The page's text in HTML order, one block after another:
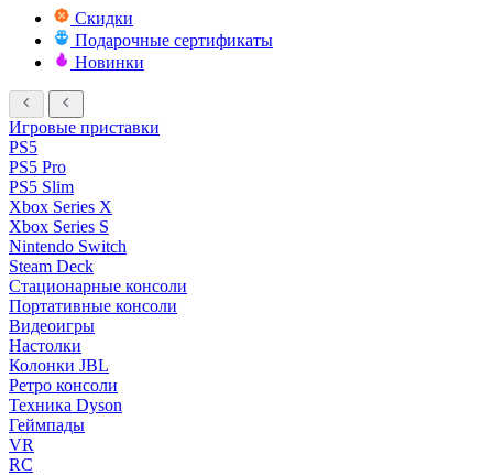
Скидки
Подарочные сертификаты
Новинки
Игровые приставки
PS5
PS5 Pro
PS5 Slim
Xbox Series X
Xbox Series S
Nintendo Switch
Steam Deck
Стационарные консоли
Портативные консоли
Видеоигры
Настолки
Колонки JBL
Ретро консоли
Техника Dyson
Геймпады
VR
RC